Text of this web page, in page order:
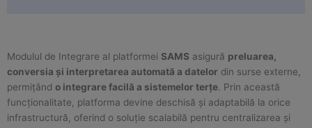
Modulul de Integrare al platformei SAMS asigură preluarea,
conversia și interpretarea automată a datelor din surse externe,
permițând o integrare facilă a sistemelor terțe. Prin această
funcționalitate, platforma devine deschisă și adaptabilă la orice
infrastructură, oferind o soluție scalabilă pentru centralizarea și